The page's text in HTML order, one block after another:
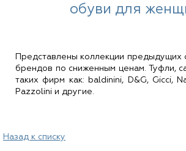
обуви для
Представлены коллекции предыдущих
брендов по сниженным ценам. Туфли,
таких фирм как: baldinini, D&G, Gicci,
Pazzolini и другие.
Назад к списку